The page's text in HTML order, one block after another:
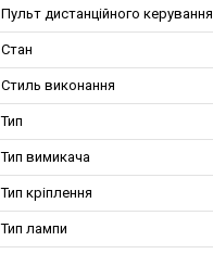
Пульт дистанційного керування
Стан
Стиль виконання
Тип
Тип вимикача
Тип кріплення
Тип лампи